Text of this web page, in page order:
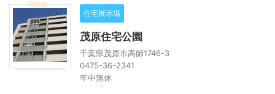
住宅展示場
茂原住宅公園
千葉県茂原市高師1746-3
0475-36-2341
年中無休